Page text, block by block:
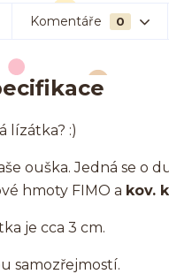
Komentáře 0
lízátka? :)
ouška. Jedná se o
hmoty FIMO a kov.
je cca 3 cm.
samozřejmostí.